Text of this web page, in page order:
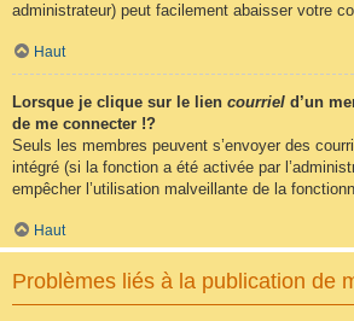
administrateur) peut facilement abaisser votre
Haut
Lorsque je clique sur le lien courriel d’un
de me connecter !?
Seuls les membres peuvent s’envoyer des
intégré (si la fonction a été activée par
empêcher l’utilisation malveillante de la
Haut
Problèmes liés à la publication de